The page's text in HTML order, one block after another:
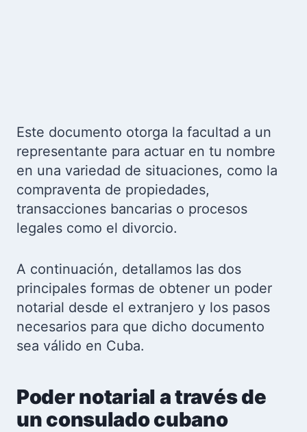
Este documento otorga la facultad a un
representante para actuar en tu nombre
en una variedad de situaciones, como la
compraventa de propiedades,
transacciones bancarias o procesos
legales como el divorcio.
A continuación, detallamos las dos
principales formas de obtener un poder
notarial desde el extranjero y los pasos
necesarios para que dicho documento
sea válido en Cuba.
Poder notarial a través de
un consulado cubano